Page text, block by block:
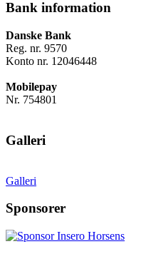
Bank information
Danske Bank
Reg. nr. 9570
Konto nr. 12046448
Mobilepay
Nr. 754801
Galleri
Galleri
Sponsorer